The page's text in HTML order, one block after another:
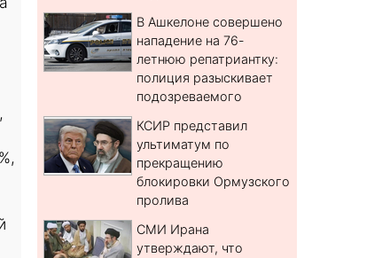
В Ашкелоне совершено
нападение на 76-
летнюю репатриантку:
полиция разыскивает
подозреваемого
КСИР представил
ультиматум по
прекращению
блокировки Ормузского
пролива
СМИ Ирана
утверждают, что